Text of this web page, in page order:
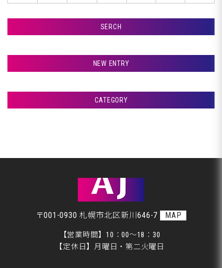
SERCH
NEW ENTRY
室蘭市Ｇ様ランクル、パテ入れです♪
室蘭市Ｇ様ランクル、錆取り完了です♪
CATEGORY
美装
〒001-0930 札幌市北区新川646-7 MAP
【営業時間】10：00～18：30
【定休日】月曜日・第二火曜日